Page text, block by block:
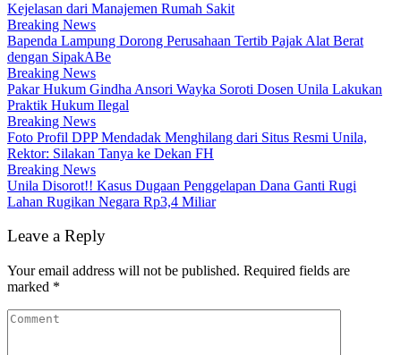
Kejelasan dari Manajemen Rumah Sakit
Breaking News
Bapenda Lampung Dorong Perusahaan Tertib Pajak Alat Berat
dengan SipakABe
Breaking News
Pakar Hukum Gindha Ansori Wayka Soroti Dosen Unila Lakukan
Praktik Hukum Ilegal
Breaking News
Foto Profil DPP Mendadak Menghilang dari Situs Resmi Unila,
Rektor: Silakan Tanya ke Dekan FH
Breaking News
Unila Disorot!! Kasus Dugaan Penggelapan Dana Ganti Rugi
Lahan Rugikan Negara Rp3,4 Miliar
Leave a Reply
Your email address will not be published. Required fields are
marked *